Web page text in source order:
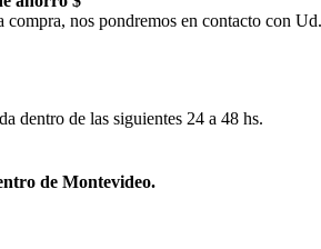
compra, nos pondremos en contacto con
dentro de las siguientes 24 a 48 hs.
de Montevideo.